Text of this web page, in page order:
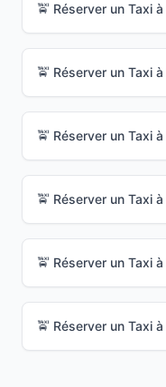
🚖 Réserver un Taxi à
🚖 Réserver un Taxi à
🚖 Réserver un Taxi à
🚖 Réserver un Taxi à
🚖 Réserver un Taxi à
🚖 Réserver un Taxi à